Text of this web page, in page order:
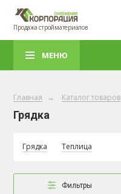
Продажа стройматериалов
МЕНЮ
Главная → Каталог товаров
Грядка
Грядка Теплица
Фильтры